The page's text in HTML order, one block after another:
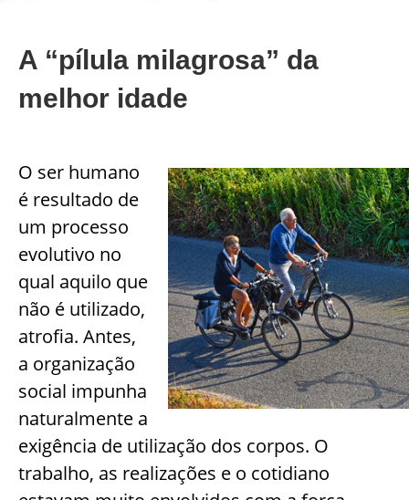
A “pílula milagrosa” da
melhor idade
O ser humano
é resultado de
um processo
evolutivo no
qual aquilo que
não é utilizado,
atrofia. Antes,
a organização
social impunha
naturalmente a
exigência de utilização dos corpos. O
trabalho, as realizações e o cotidiano